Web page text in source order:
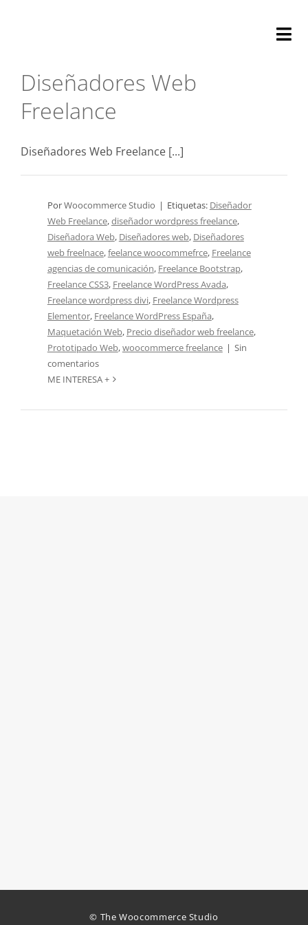
Marketing
Soporte
Contacta
Diseñadores Web
Freelance
Diseñadores Web Freelance [...]
PorWoocommerce Studio | Etiquetas: Diseñador
Web Freelance,diseñador wordpress freelance,
Diseñadora Web, Diseñadores web, Diseñadores
web freelnace,feelance woocommefrce, Freelance
agencias de comunicación, Freelance Bootstrap,
Freelance CSS3, Freelance WordPress Avada,
Freelance wordpress divi, Freelance Wordpress
Elementor, Freelance WordPress España,
Maquetación Web, Precio diseñador web freelance,
Prototipado Web,woocommerce freelance | Sin
comentarios
ME INTERESA +
© The Woocommerce Studio